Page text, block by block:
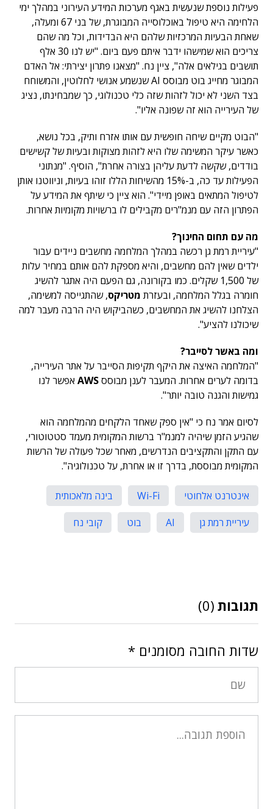
פעילות נוספת שנעשית באגף מערכות המידע העירוני במהלך ימי
הלחימה היא טיפול באוכלוסייה המבוגרת, של בני 67 ומעלה,
שאחת הבעיות המרכזיות שלהם היא הבדידות, וכל מה שהם
צריכים הוא שמישהו ידבר איתם פעם ביום. "יש לנו 30 אלף
תושבים בגילאים אלה", ציין נח. "מצאנו פתרון יצירתי: אל האדם
המבוגר מחייג בוט מבוסס AI שנשמע אנושי לחלוטין, והמשוחח
בצד השני לא יכול לזהות שזה כלי טכנולוגי, כך שמבחינתו, נציג
של העירייה הוא זה שפונה אליו".
"הבוט מקיים שיחה חופשית עם אותו אזרח ותיק, בכל נושא,
כאשר עיקר המשימה שלו היא לזהות מצוקות ובעיות של קשישים
בודדים, שקשה לדעת עליהן בצורה אחרת", הוסיף. "מנתוני
הפעילות עד כה, ב-15% מהשיחות הללו זוהו בעיות, וניווטנו אותן
לטיפול המתאים באופן מיידי". הוא ציין כי שיתף את המידע על
הפתרון הזה עם מנמ"רים מקבילים לו ברשויות מקומיות אחרות.
מה עם תחום החינוך?
"עיריית רמת גן רכשה במהלך המלחמה מחשבים ניידים עבור
ילדים שאין להם מחשבים, והיא מספקת להם אותם במחיר עלות
של 1,500 שקלים. כמו בקורונה, גם הפעם היה אתגר להשיג
חומרה בגלל המלחמה, ובעזרת מטריקס, שהתגייסה למשימה,
הצלחנו להשיג את המחשבים, כשהביקוש היה הרבה מעבר למה
שיכולנו להציע".
ומה באשר לסייבר?
"המלחמה האיצה את היקף תקיפות הסייבר על אתר העירייה,
בדומה לערים אחרות. המעבר לענן מבוססAWS אפשר לנו
גמישות והגנה טובה יותר".
לסיום אמר נח כי "אין ספק שאחד הלקחים מהמלחמה הוא
שהגיע הזמן שיהיה למנמ"ר ברשות המקומית מעמד סטטוטורי,
עם התקן והתקציבים הנדרשים, מאחר שכל פעולה של הרשות
המקומית מבוססת, בדרך זו או אחרת, על טכנולוגיה".
אינטרנט אלחוטי Wi-Fi
בינה מלאכותית
עיריית רמת גן
AI בוט קובי נח
תגובות (0)
שדות החובה מסומנים *